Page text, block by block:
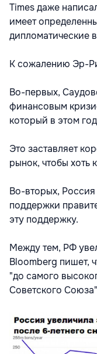
Times даже
имеет
дипломатические
К сожалению Эр-
Во-первых,
финансовым
который в этом
Это заставляет
рынок, чтобы хоть
Во-вторых, Россия
поддержки
эту поддержку.
Между тем, РФ
Bloomberg пишет,
"до самого
Советского